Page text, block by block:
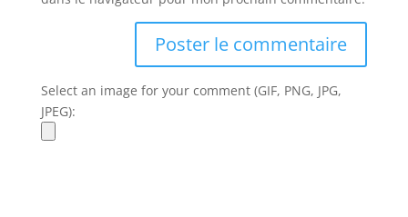
Select an image for your comment (GIF, PNG, JPG,
JPEG):